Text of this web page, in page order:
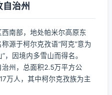
治州
南部，地处帕米尔高原东
源于柯尔克孜语“阿克”意为
，因境内多雪山而得名。
州，总面积2.5万平方公
万人，其中柯尔克孜族为主